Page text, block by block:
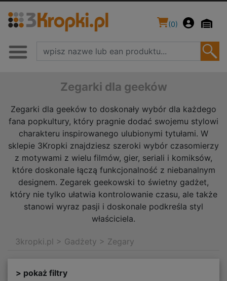
(0)
Zegarki dla geeków
Zegarki dla geeków to doskonały wybór dla każdego
fana popkultury, który pragnie dodać swojemu stylowi
charakteru inspirowanego ulubionymi tytułami. W
sklepie 3Kropki znajdziesz szeroki wybór czasomierzy
z motywami z wielu filmów, gier, seriali i komiksów,
które doskonale łączą funkcjonalność z niebanalnym
designem. Zegarek geekowski to świetny gadżet,
który nie tylko ułatwia kontrolowanie czasu, ale także
stanowi wyraz pasji i doskonale podkreśla styl
właściciela.
3kropki.pl > Gadżety > Zegary
> pokaż filtry